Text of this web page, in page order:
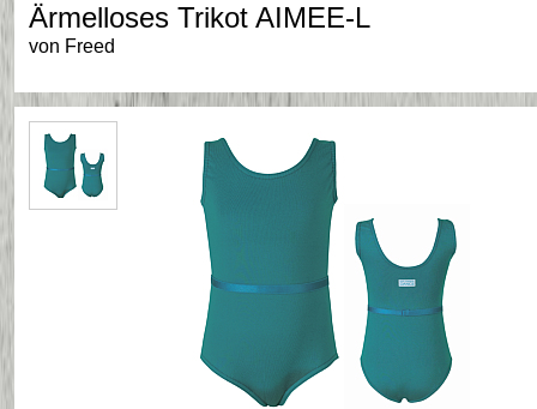
Ärmelloses Trikot AIMEE-L
von Freed